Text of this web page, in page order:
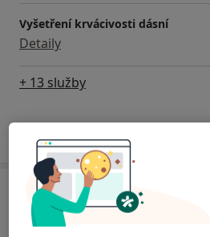
Vyšetření krvácivosti dásní
Detaily
+ 13 služby
Adresa
Nela Kozojedová, DiS.-